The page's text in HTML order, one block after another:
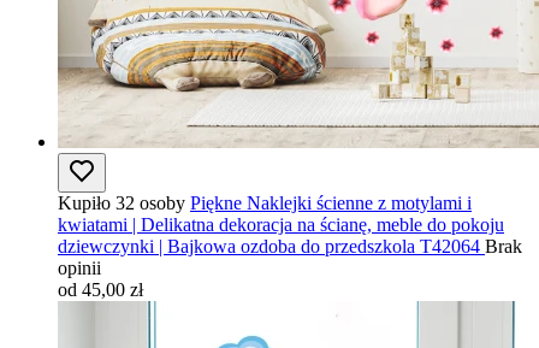
Kupiło 32 osoby Piękne Naklejki ścienne z motylami i
kwiatami | Delikatna dekoracja na ścianę, meble do pokoju
dziewczynki | Bajkowa ozdoba do przedszkola T42064 Brak
opinii
od 45,00 zł